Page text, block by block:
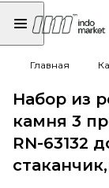
Главная
Набор из
камня 3
RN-63132